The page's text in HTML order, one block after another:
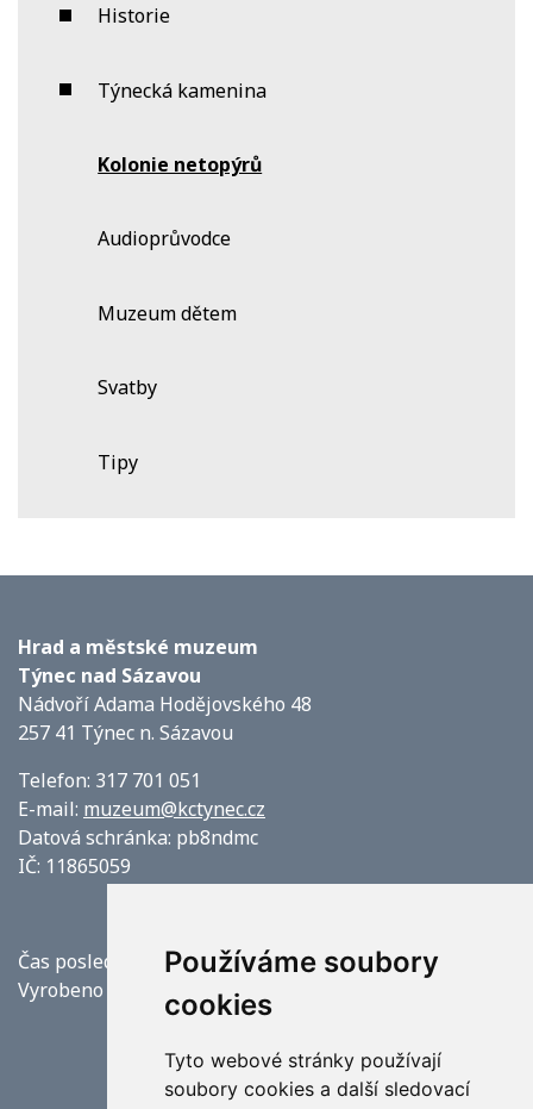
Používáme soubory
cookies
Tyto webové stránky používají
soubory cookies a další sledovací
Historie
Týnecká kamenina
Kolonie netopýrů
Audioprůvodce
Muzeum dětem
Svatby
Tipy
Hrad a městské muzeum
Týnec nad Sázavou
Nádvoří Adama Hodějovského 48
257 41 Týnec n. Sázavou
Telefon: 317 701 051
E-mail: muzeum@kctynec.cz
Datová schránka: pb8ndmc
IČ: 11865059
Čas poslední aktualizace: 9. 8. 2026 10:50
Vyrobeno v